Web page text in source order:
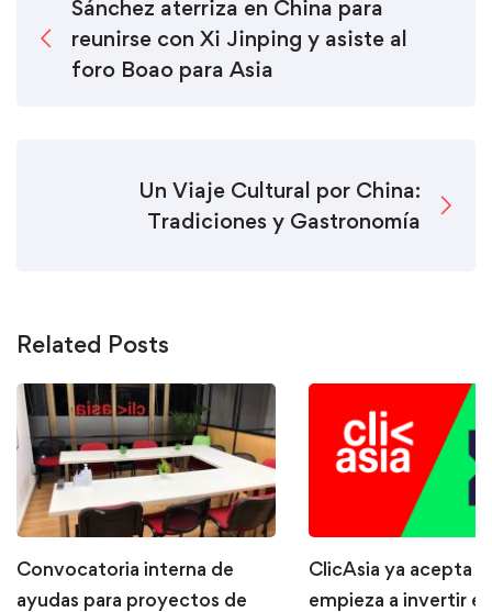
Sánchez aterriza en China para
reunirse con Xi Jinping y asiste al
foro Boao para Asia
Un Viaje Cultural por China:
Tradiciones y Gastronomía
Related Posts
Convocatoria interna de
ayudas para proyectos de
ClicAsia ya acepta
empieza a invertir